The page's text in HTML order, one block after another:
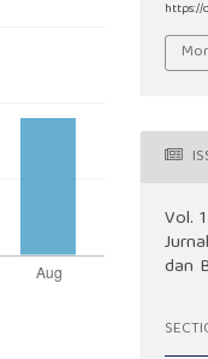
https://
Vol.
dan